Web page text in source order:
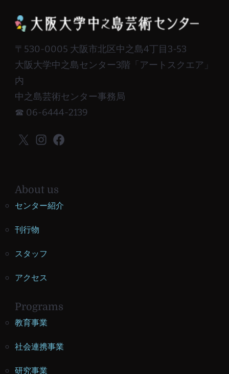
〒530-0005 大阪市北区中之島4丁目3-53
大阪大学中之島センター3階「アートスクエア」
内
中之島芸術センター事務局
☎ 06-6444-2139
X Instagram
Facebook
About us
センター紹介
刊行物
スタッフ
アクセス
Programs
教育事業
社会連携事業
研究事業